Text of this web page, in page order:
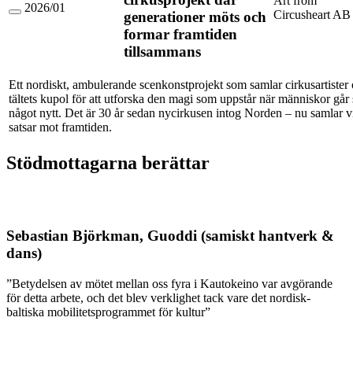
Magikern
där
generationer
möts
och
formar
tillsammans
2026/01
generationer möts och
formar framtiden
tillsammans
Circusheart AB
Ett nordiskt, ambulerande scenkonstprojekt som samlar cirkusartister
tältets kupol för att utforska den magi som uppstår när människor går
något nytt. Det är 30 år sedan nycirkusen intog Norden – nu samlar
satsar mot framtiden.
Stödmottagarna berättar
Sebastian Björkman, Guoddi (samiskt hantverk &
dans)
”Betydelsen av mötet mellan oss fyra i Kautokeino var avgörande
för detta arbete, och det blev verklighet tack vare det nordisk-
baltiska mobilitetsprogrammet för kultur”